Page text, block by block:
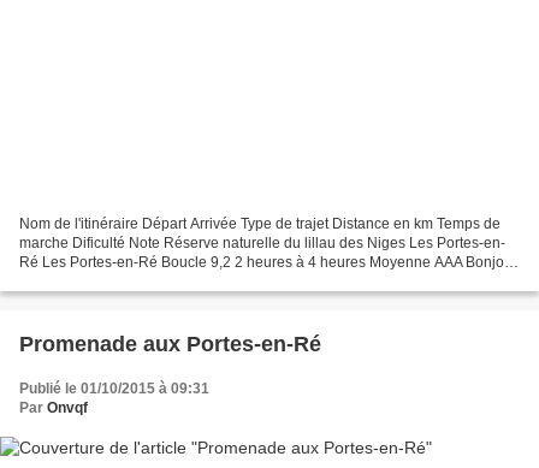
Nom de l'itinéraire Départ Arrivée Type de trajet Distance en km Temps de
marche Dificulté Note Réserve naturelle du lillau des Niges Les Portes-en-
Ré Les Portes-en-Ré Boucle 9,2 2 heures à 4 heures Moyenne AAA Bonjour
Promenade aux Portes-en-Ré
Publié le 01/10/2015 à 09:31
Par Onvqf